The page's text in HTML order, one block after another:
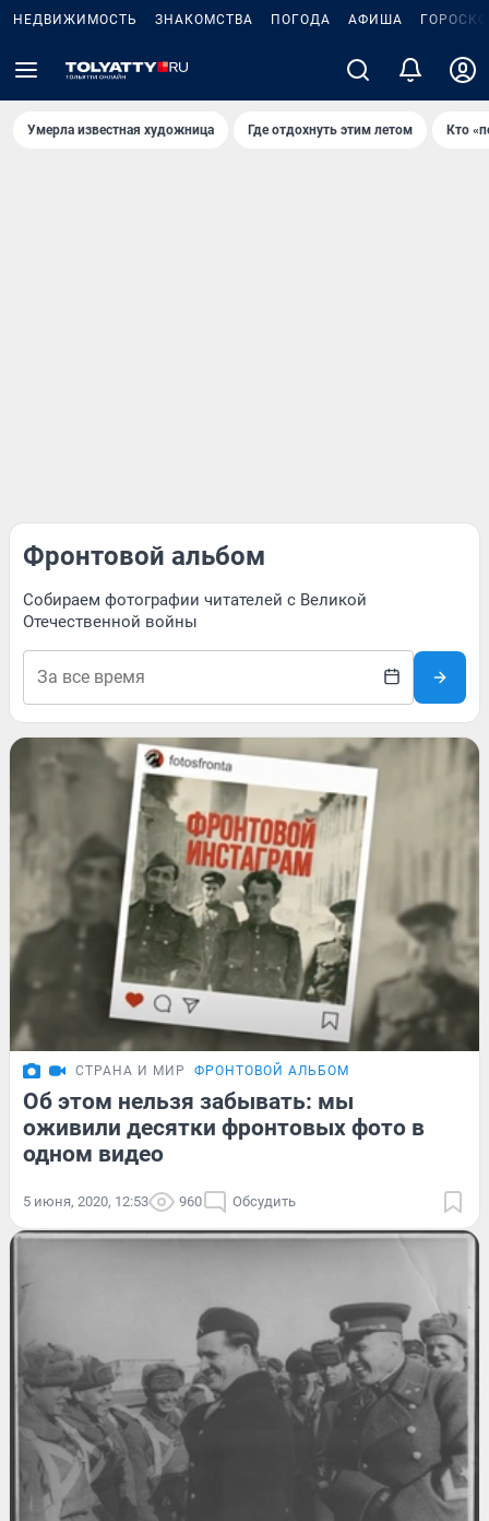
НЕДВИЖИМОСТЬ ЗНАКОМСТВА ПОГОДА АФИША
Умерла известная художница Где отдохнуть этим летом Кто
Фронтовой альбом
Собираем фотографии читателей с Великой
Отечественной войны
СТРАНА И МИР ФРОНТОВОЙ АЛЬБОМ
Об этом нельзя забывать: мы
оживили десятки фронтовых фото в
одном видео
5 июня, 2020, 12:53 960 Обсудить